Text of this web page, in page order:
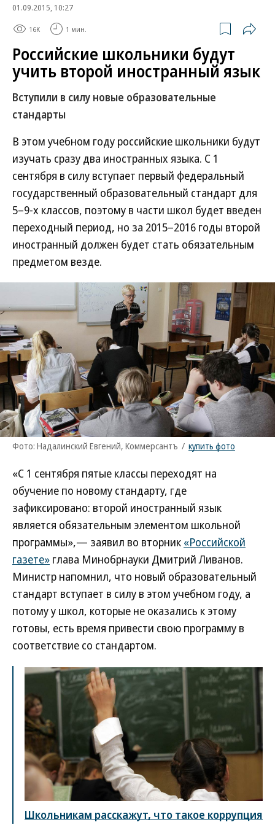
01.09.2015, 10:27
16K 1 мин.
Российские школьники будут
учить второй иностранный язык
Вступили в силу новые образовательные
стандарты
В этом учебном году российские школьники будут
изучать сразу два иностранных языка. С 1
сентября в силу вступает первый федеральный
государственный образовательный стандарт для
5–9-х классов, поэтому в части школ будет введен
переходный период, но за 2015–2016 годы второй
иностранный должен будет стать обязательным
предметом везде.
Фото: Надалинский Евгений, Коммерсантъ / купить фото
«С 1 сентября пятые классы переходят на
обучение по новому стандарту, где
зафиксировано: второй иностранный язык
является обязательным элементом школьной
программы»,— заявил во вторник «Российской
газете» глава Минобрнауки Дмитрий Ливанов.
Министр напомнил, что новый образовательный
стандарт вступает в силу в этом учебном году, а
потому у школ, которые не оказались к этому
готовы, есть время привести свою программу в
соответствие со стандартом.
Школьникам расскажут, что такое коррупция